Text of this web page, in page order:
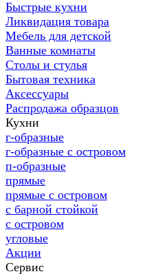
Быстрые кухни
Ликвидация товара
Мебель для детской
Ванные комнаты
Столы и стулья
Бытовая техника
Аксессуары
Распродажа образцов
Кухни
г-образные
г-образные с островом
п-образные
прямые
прямые с островом
с барной стойкой
с островом
угловые
Акции
Сервис